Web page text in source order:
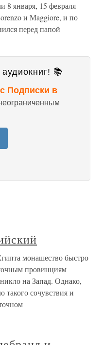
8 января, 15 февраля
и Maggiore, и по
перед папой
📚
Подписки в
монашество быстро
провинциям
на Запад. Однако,
такого сочувствия и